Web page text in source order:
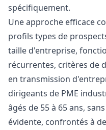
spécifiquement.
Une approche efficace
profils types de
taille d'entreprise,
récurrentes, critères de
en transmission
dirigeants de PME
âgés de 55 à 65 ans,
évidente, confrontés à